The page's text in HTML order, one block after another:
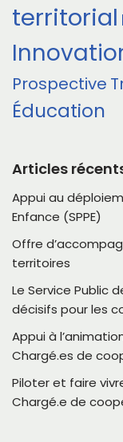
territorial
Prospective
Éducation
Articles
Appui au
Enfance (SPPE)
Offre
territoires
Le Service Public
décisifs pour les
Appui à
Chargé.es de
Piloter et faire
Chargé.e de